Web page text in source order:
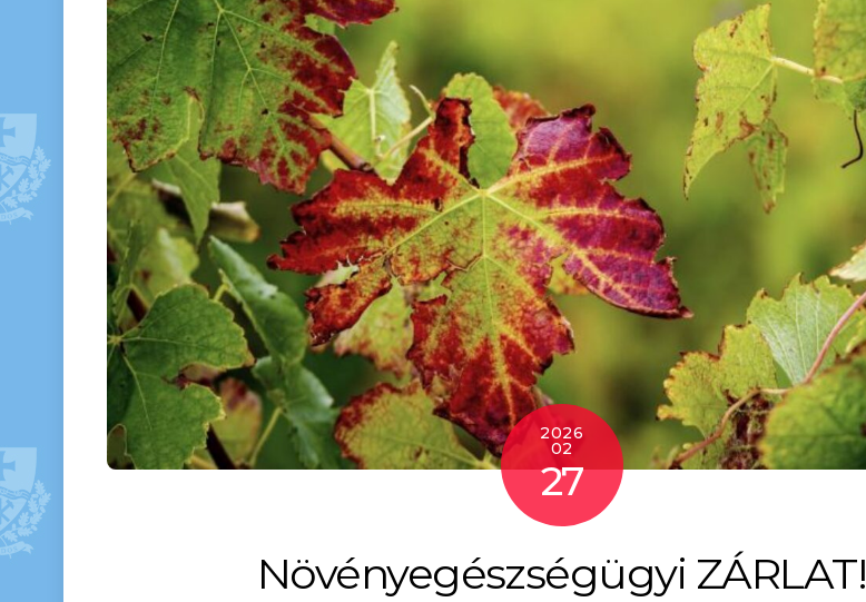
2026
02
27
Növényegészségügyi ZÁRLAT!